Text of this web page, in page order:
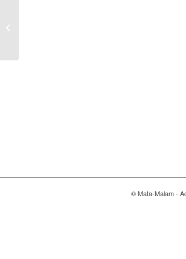
© Mata-Malam -